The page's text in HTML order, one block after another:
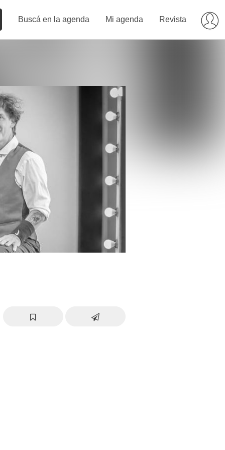
Buscá en la agenda Mi agenda Revista